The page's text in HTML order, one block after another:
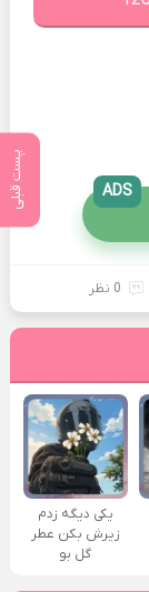
پست قبلی ADS
0 نظر
یکی دیگه زدم
زیرش بکن عطر
گل بو